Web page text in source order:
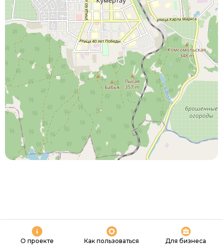
О проекте Как пользоваться Для бизнеса